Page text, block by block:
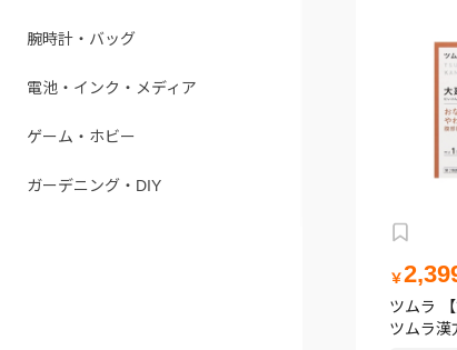
腕時計・バッグ
電池・インク・メディア
ゲーム・ホビー
ガーデニング・DIY
￥
ツムラ
ツムラ漢